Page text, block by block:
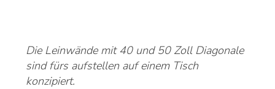
Die Leinwände mit 40 und 50 Zoll Diagonale
sind fürs aufstellen auf einem Tisch
konzipiert.